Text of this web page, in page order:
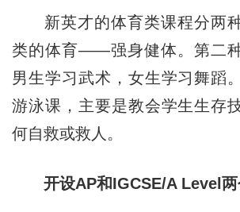
新英才的体育类课程分两
类的体育——强身健体。第二
男生学习武术，女生学习舞蹈
游泳课，主要是教会学生生存
何自救或救人。
开设AP和IGCSE/A Level两